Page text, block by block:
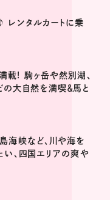
レンタルカートに乗
載! 駒ヶ岳や然別湖、
大自然を満喫＆馬と
海峡など、川や海を
、四国エリアの爽や